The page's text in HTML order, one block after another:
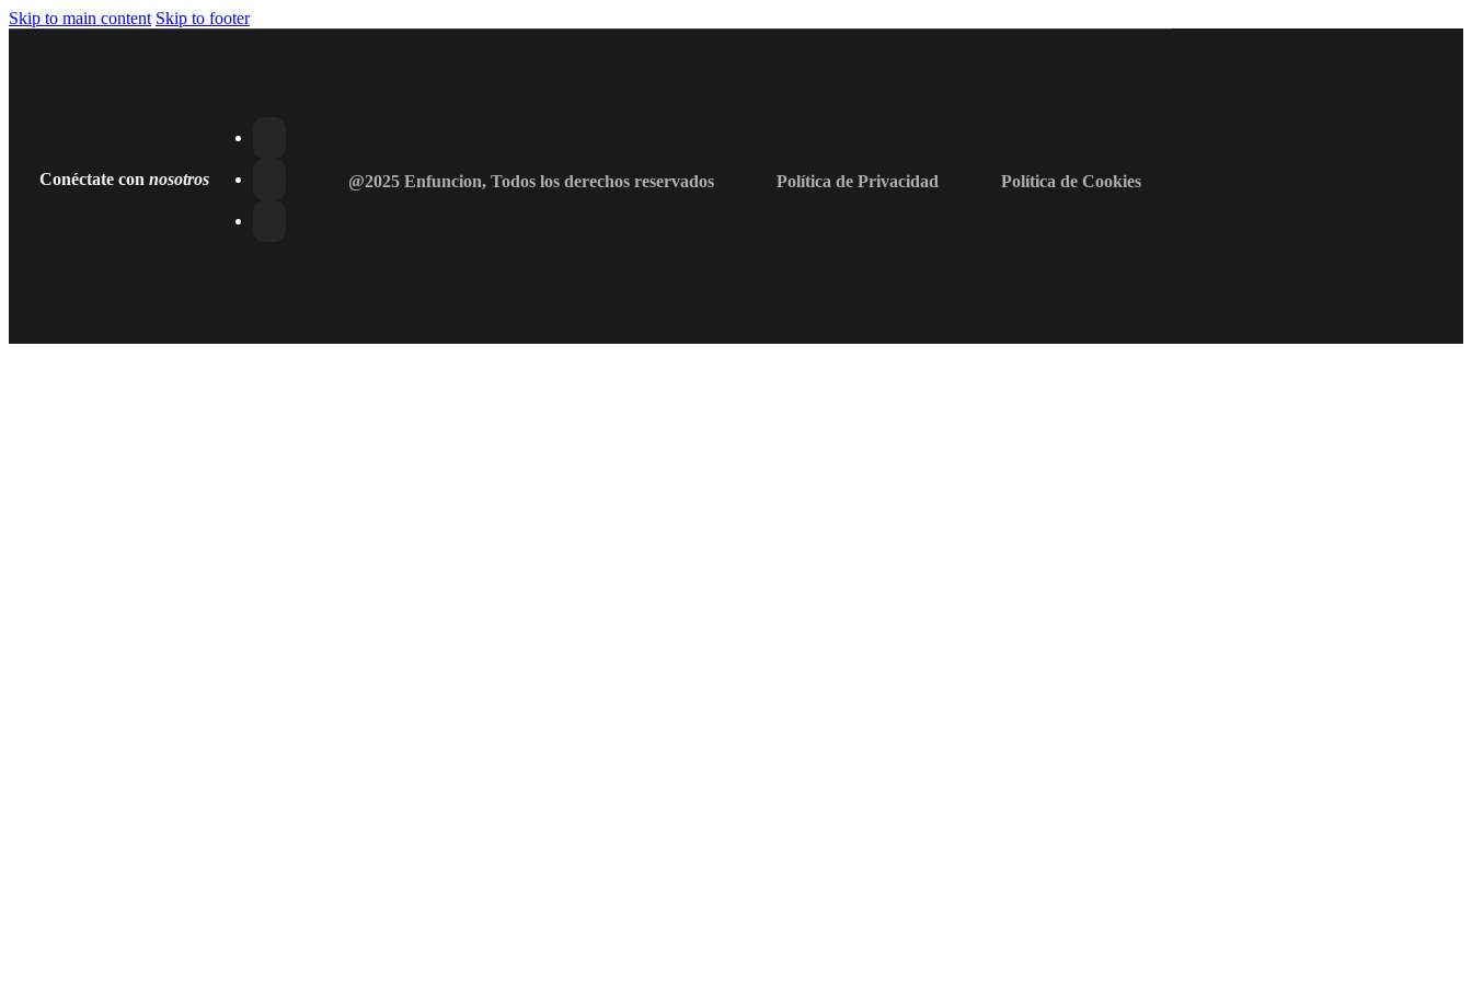
Skip to main content Skip to footer
Conéctate connosotros @2025 Enfuncion, Todos los derechos reservados Política de Privacidad Política de Cookies